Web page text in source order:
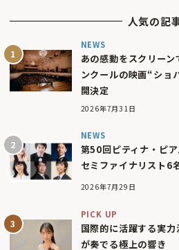
人気の記
NEWS
あの感動をスクリー
ンクールの映画“ショ
開決定
2026年7月31日
NEWS
第50回ピティナ・ピア
セミファイナリスト6
2026年7月29日
PICK UP
国際的に活躍する実
が奏でる極上の響き